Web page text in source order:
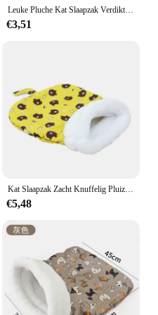
Leuke Pluche Kat Slaapzak Verdikte Zak Type Kat Nest Mat Winter Warm Cartoon Kitten Quilt Bed Dierbenodigdheden
€3,51
Kat Slaapzak Zacht Knuffelig Pluizig Gevoel Verdikt Huisdier Zaktype Dekbed Kitten Puppy Zacht Comfortabel Warm Nest Huisdier
€5,48